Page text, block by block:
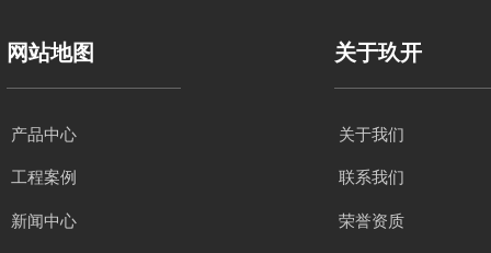
网站地图 关于玖开
产品中心
工程案例
新闻中心
关于我们
联系我们
荣誉资质